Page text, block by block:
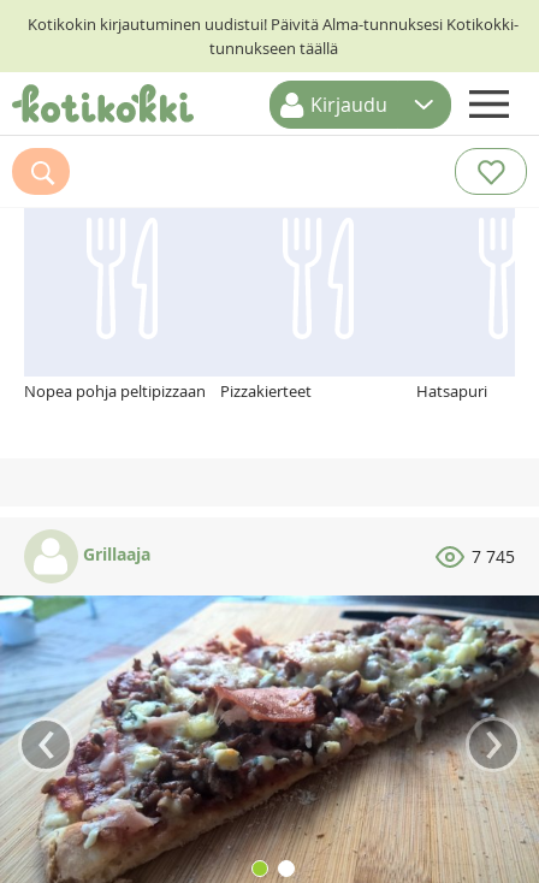
Kotikokin kirjautuminen uudistui! Päivitä Alma-tunnuksesi Kotikokki-
tunnukseen täällä
ETUSIVU
RESEPTIHAKU
Kirjaudu
Suosittelemme myös
Nopea pohja peltipizzaan Pizzakierteet Hatsapuri
Grillaaja 7 745
‹ ›